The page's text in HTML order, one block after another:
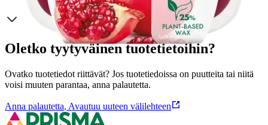
Oletko tyytyväinen tuotetietoihin?
Ovatko tuotetiedot riittävät? Jos tuotetiedoissa on puutteita tai niitä
voisi muuten parantaa, anna palautetta.
Anna palautetta, Avautuu uuteen välilehteen